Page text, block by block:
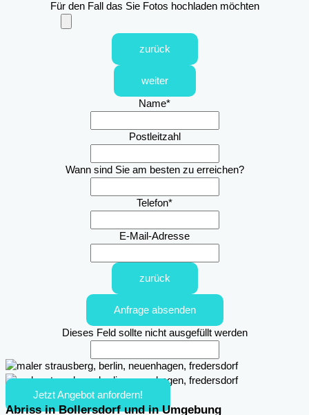
Für den Fall das Sie Fotos hochladen möchten
zurück
weiter
Name*
Postleitzahl
Wann sind Sie am besten zu erreichen?
Telefon*
E-Mail-Adresse
zurück
Anfrage absenden
Dieses Feld sollte nicht ausgefüllt werden
Jetzt Angebot anfordern!
Abriss in Bollersdorf und in Umgebung